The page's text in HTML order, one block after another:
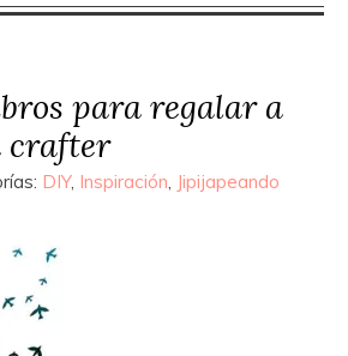
para regalar a
crafter
DIY, Inspiración, Jipijapeando